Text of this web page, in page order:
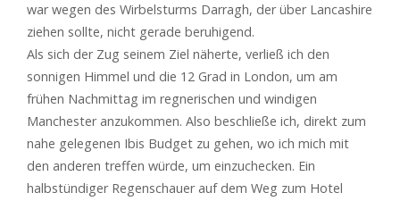
war wegen des Wirbelsturms Darragh, der über Lancashire
ziehen sollte, nicht gerade beruhigend.
Als sich der Zug seinem Ziel näherte, verließ ich den
sonnigen Himmel und die 12 Grad in London, um am
frühen Nachmittag im regnerischen und windigen
Manchester anzukommen. Also beschließe ich, direkt zum
nahe gelegenen Ibis Budget zu gehen, wo ich mich mit
den anderen treffen würde, um einzuchecken. Ein
halbstündiger Regenschauer auf dem Weg zum Hotel